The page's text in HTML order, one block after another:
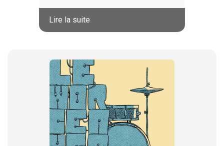
Lire la suite